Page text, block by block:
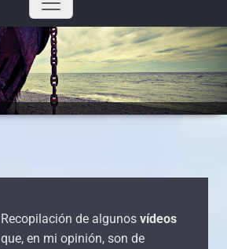
Recopilación de algunosvídeos
que, en mi opinión, son de